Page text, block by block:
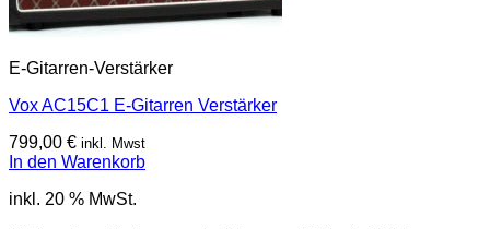
E-Gitarren-Verstärker
Vox AC15C1 E-Gitarren Verstärker
799,00 € inkl. Mwst
In den Warenkorb
inkl. 20 % MwSt.